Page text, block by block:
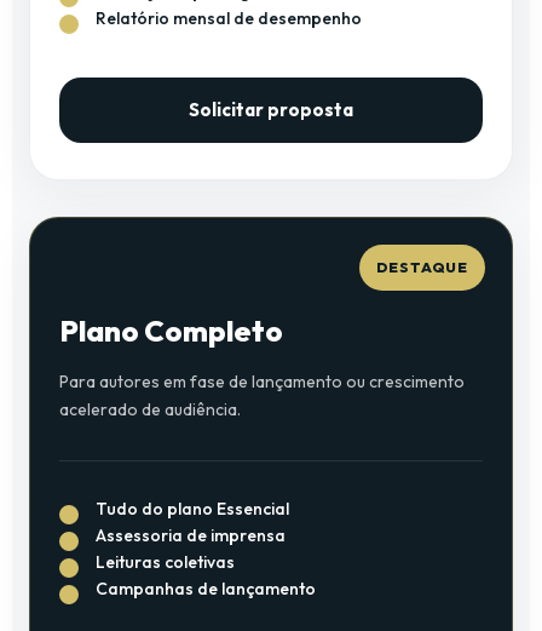
Relatório mensal de desempenho
Solicitar proposta
DESTAQUE
Plano Completo
Para autores em fase de lançamento ou crescimento
acelerado de audiência.
Tudo do plano Essencial
Assessoria de imprensa
Leituras coletivas
Campanhas de lançamento